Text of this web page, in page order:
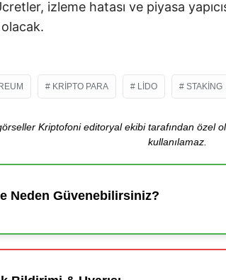
izleme hatası ve piyasa
KRIPTO PARA LIDO STAKING
Kriptofoni editoryal ekibi tarafından özel
kullanılamaz.
Neden Güvenebilirsiniz?